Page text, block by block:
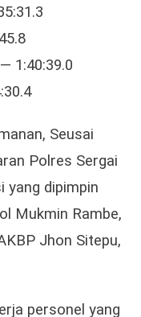
1:40:39.0
Seusai
Polres Sergai
yang dipimpin
Mukmin Rambe,
Jhon Sitepu,
personel yang